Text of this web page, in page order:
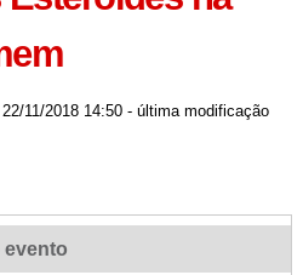
11/2018 14:50 - última modificação
evento